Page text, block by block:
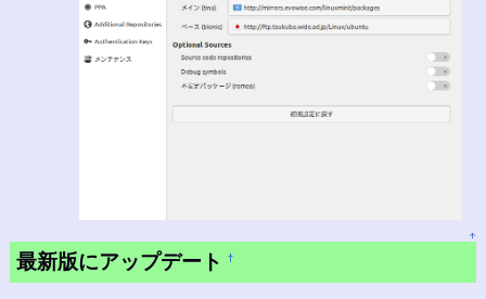
↑
最新版にアップデート †